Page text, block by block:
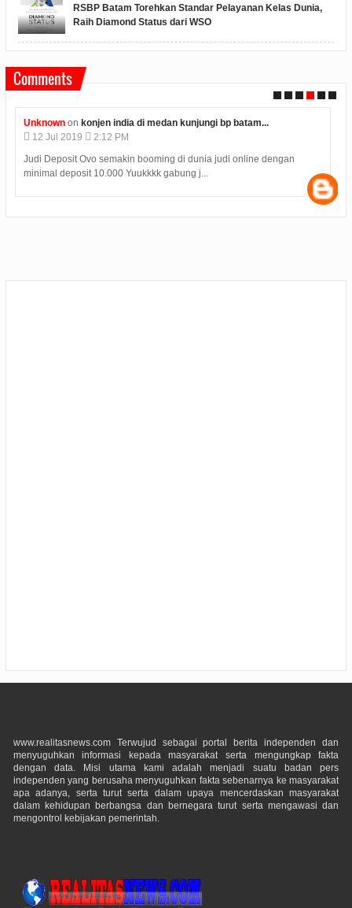
RSBP Batam Torehkan Standar Pelayanan Kelas Dunia,
Raih Diamond Status dari WSO
Comments
Anonymousonpolres karimun memberikan kue ulang...
09 Jul 2019
4:08 PM
Hasil Seleksi Bersama Perguruan Tinggi SBMPTN 2019 diumumkan
pada Selasa (9/7) pukul 15.00 WIB. Samp...
www.realitasnews.com Terwujud sebagai portal berita independen dan
menyuguhkan informasi kepada masyarakat serta mengungkap fakta
dengan data. Misi utama kami adalah menjadi suatu badan pers
independen yang berusaha menyuguhkan fakta sebenarnya ke masyarakat
apa adanya, serta turut serta dalam upaya mencerdaskan masyarakat
dalam kehidupan berbangsa dan bernegara turut serta mengawasi dan
mengontrol kebijakan pemerintah.